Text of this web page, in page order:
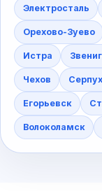
Электросталь
Орехово-Зуево
Истра
Чехов
Егорьевск
Волоколамск